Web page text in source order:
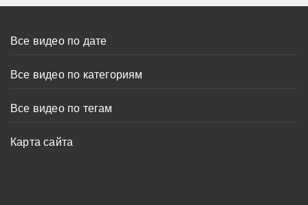
Все видео по дате
Все видео по категориям
Все видео по тегам
Карта сайта